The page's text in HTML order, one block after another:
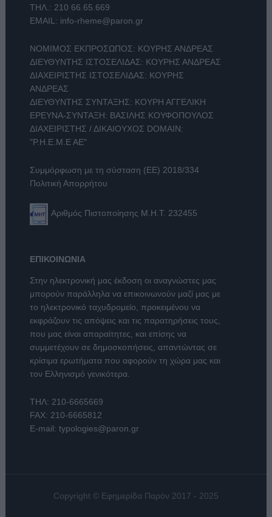
ΤΗΛ.: 210 66.65.669
EMAIL: info-rheme@paron.gr
ΝΟΜΙΜΟΣ ΕΚΠΡΟΣΩΠΟΣ: ΚΟΥΡΗΣ ΑΝΔΡΕΑΣ
ΔΙΕΥΘΥΝΤΗΣ ΙΣΤΟΣΕΛΙΔΑΣ: ΚΟΥΡΗΣ ΑΝΔΡΕΑΣ
ΔΙΑΧΕΙΡΙΣΤΗΣ ΙΣΤΟΣΕΛΙΔΑΣ: ΚΟΥΡΗΣ
ΑΝΔΡΕΑΣ
ΔΙΕΥΘΥΝΤΗΣ ΣΥΝΤΑΞΗΣ: ΚΟΥΡΗ ΑΓΓΕΛΙΚΗ
ΕΡΕΥΝΑ-ΣΥΝΤΑΞΗ: ΒΑΣΙΛΗΣ ΚΟΥΦΟΠΟΥΛΟΣ
ΔΙΑΧΕΙΡΙΣΤΗΣ / ΔΙΚΑΙΟΥΧΟΣ DOMAIN:
"Ρ.Η.Ε.Μ.Ε ΑΕ"
Συμμόρφωση με τη σύσταση (ΕΕ) 2018/334
Πολιτική Απορρήτου
Αριθμός Πιστοποίησης Μ.Η.Τ. 232455
ΕΠΙΚΟΙΝΩΝΙΑ
Στην ηλεκτρονική μας έκδοση οι αναγνώστες μας
μπορούν παράλληλα να επικοινωνούν μαζί μας με
το ηλεκτρονικό ταχυδρομείο, προκειμένου να
εκφράζουν τις απόψεις και τις παρατηρήσεις τους,
που μας είναι απαραίτητες, και επίσης να
συμμετέχουν σε δημοσκοπήσεις, απαντώντας σε
κρίσιμα ερωτήματα που αφορούν τη χώρα μας και
τον Ελληνισμό γενικότερα.
ΤΗΛ: 210-6665669
FAX: 210-6665812
E-mail: typologies@paron.gr
Copyright © Εφημερίδα Παρόν 2017 - 2025